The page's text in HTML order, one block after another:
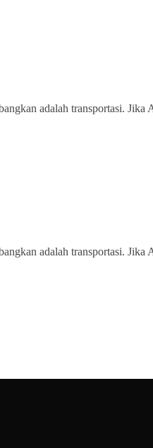
adalah transportasi.
adalah transportasi.